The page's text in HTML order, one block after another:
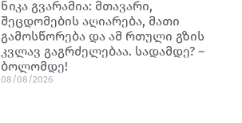
ნიკა გვარამია: მთავარი,
შეცდომების აღიარება, მათი
გამოსწორება და ამ რთული გზის
კვლავ გაგრძელებაა. სადამდე? –
ბოლომდე!
08/08/2026